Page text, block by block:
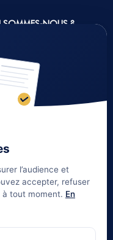
SOMMES-NOUS ?
équipe
partenaires
méthode
l’audience et
accepter, refuser
tout moment. En